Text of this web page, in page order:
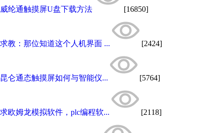
威纶通触摸屏U盘下载方法 [16850]
求教：那位知道这个人机界面 ... [2424]
昆仑通态触摸屏如何与智能仪... [5764]
求欧姆龙模拟软件，plc编程软... [2118]